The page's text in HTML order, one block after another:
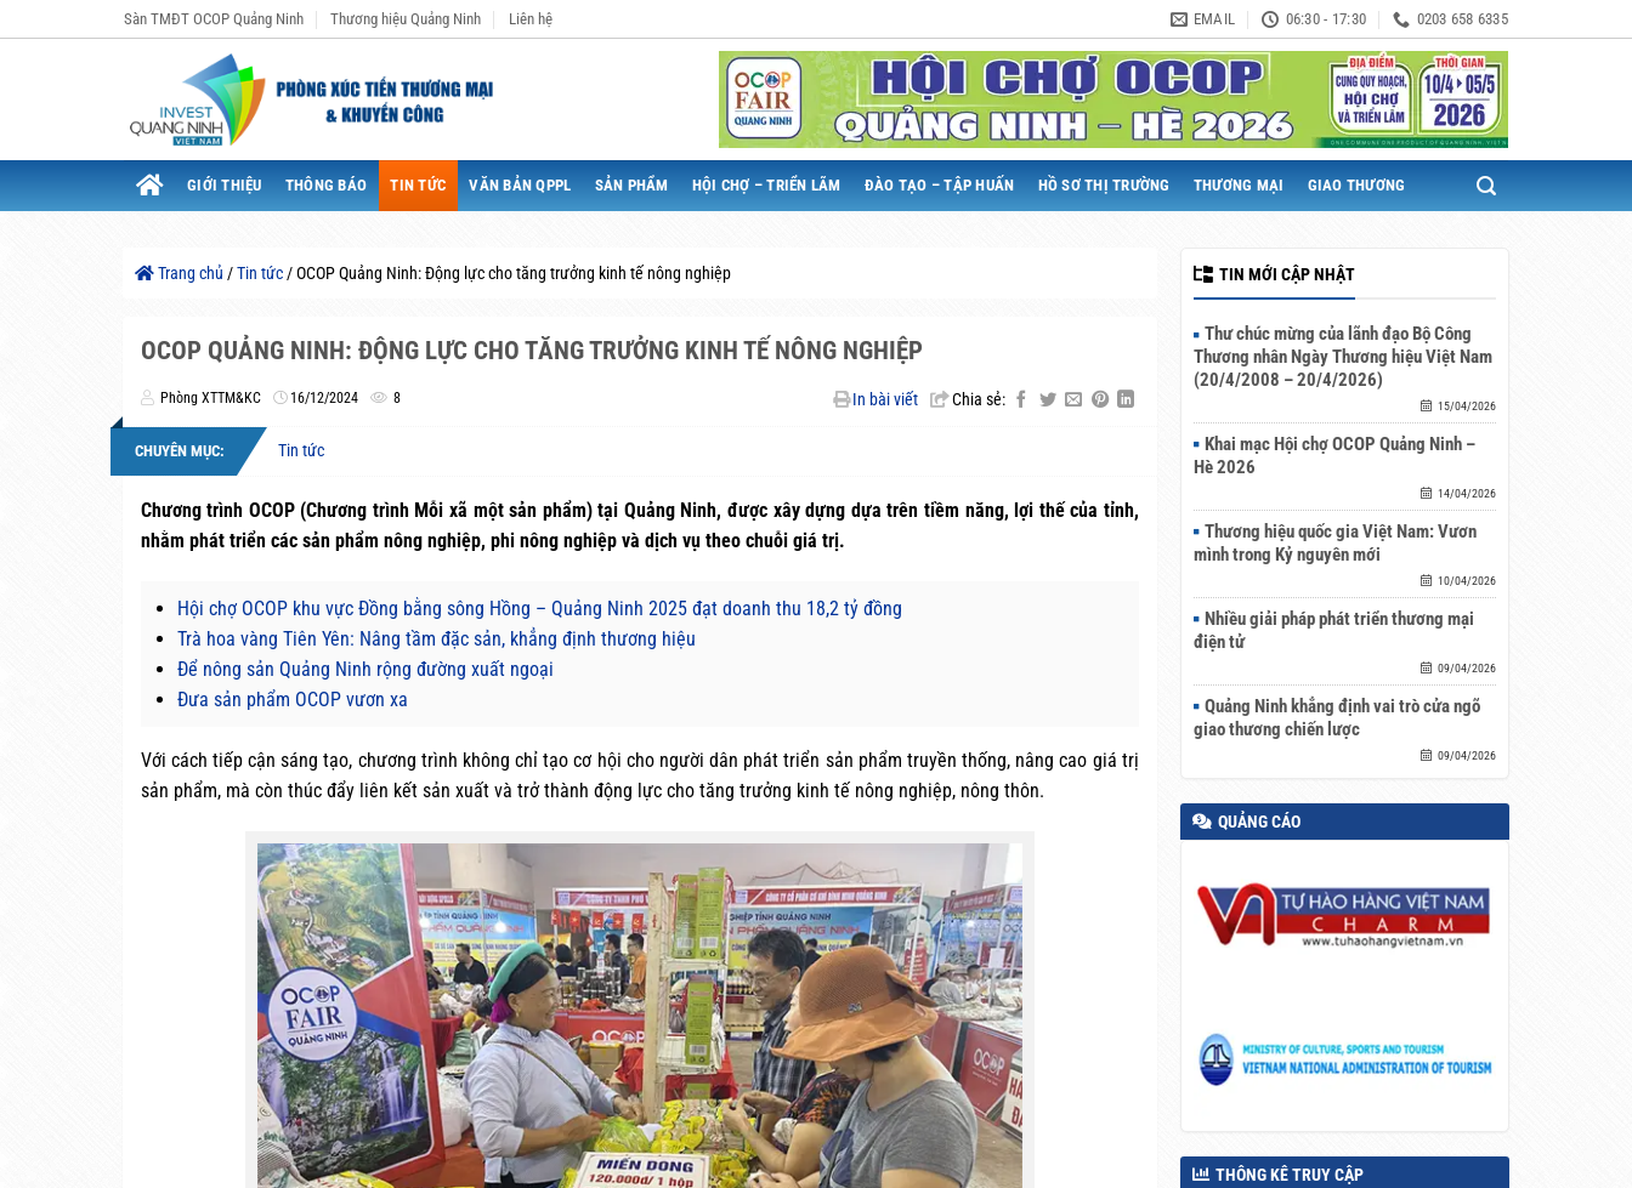
qua
Sàn TMĐT OCOP Quảng Ninh Thương hiệu Quảng Ninh Liên hệ EMAIL 06:30 - 17:30 0203 658 6335
GIỚI THIỆU THÔNG BÁO TIN TỨC VĂN BẢN QPPL SẢN PHẨM HỘI CHỢ – TRIỂN LÃM ĐÀO TẠO – TẬP HUẤN HỒ SƠ THỊ TRƯỜNG THƯƠNG MẠI GIAO THƯƠNG
Trang chủ /Tin tức/OCOP Quảng Ninh: Động lực cho tăng trưởng kinh tế nông nghiệp
OCOP QUẢNG NINH: ĐỘNG LỰC CHO TĂNG TRƯỞNG KINH TẾ NÔNG NGHIỆP
Phòng XTTM&KC 16/12/2024 8 In bài viết Chia sẻ:
CHUYÊN MỤC: Tin tức
Chương trình OCOP (Chương trình Mỗi xã một sản phẩm) tại Quảng Ninh, được xây dựng dựa trên tiềm năng, lợi thế của tỉnh,
nhằm phát triển các sản phẩm nông nghiệp, phi nông nghiệp và dịch vụ theo chuỗi giá trị.
Hội chợ OCOP khu vực Đồng bằng sông Hồng – Quảng Ninh 2025 đạt doanh thu 18,2 tỷ đồng
Trà hoa vàng Tiên Yên: Nâng tầm đặc sản, khẳng định thương hiệu
Để nông sản Quảng Ninh rộng đường xuất ngoại
Đưa sản phẩm OCOP vươn xa
Với cách tiếp cận sáng tạo, chương trình không chỉ tạo cơ hội cho người dân phát triển sản phẩm truyền thống, nâng cao giá trị
sản phẩm, mà còn thúc đẩy liên kết sản xuất và trở thành động lực cho tăng trưởng kinh tế nông nghiệp, nông thôn.
TIN MỚI CẬP NHẬT
Thư chúc mừng của lãnh đạo Bộ Công
Thương nhân Ngày Thương hiệu Việt Nam
(20/4/2008 – 20/4/2026)
15/04/2026
Khai mạc Hội chợ OCOP Quảng Ninh –
Hè 2026
14/04/2026
Thương hiệu quốc gia Việt Nam: Vươn
mình trong Kỷ nguyên mới
10/04/2026
Nhiều giải pháp phát triển thương mại
điện tử
09/04/2026
Quảng Ninh khẳng định vai trò cửa ngõ
giao thương chiến lược
09/04/2026
QUẢNG CÁO
THÔNG KÊ TRUY CẬP